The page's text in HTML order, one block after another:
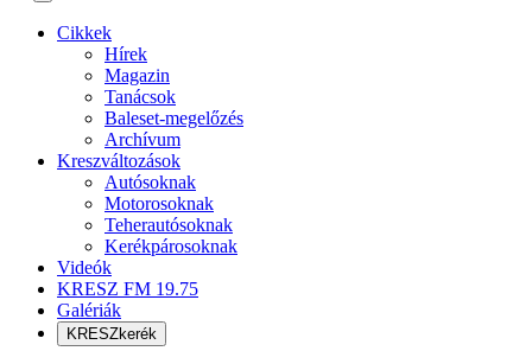
Cikkek
Hírek
Magazin
Tanácsok
Baleset-megelőzés
Archívum
Kreszváltozások
Autósoknak
Motorosoknak
Teherautósoknak
Kerékpárosoknak
Videók
KRESZ FM 19.75
Galériák
KRESZkerék